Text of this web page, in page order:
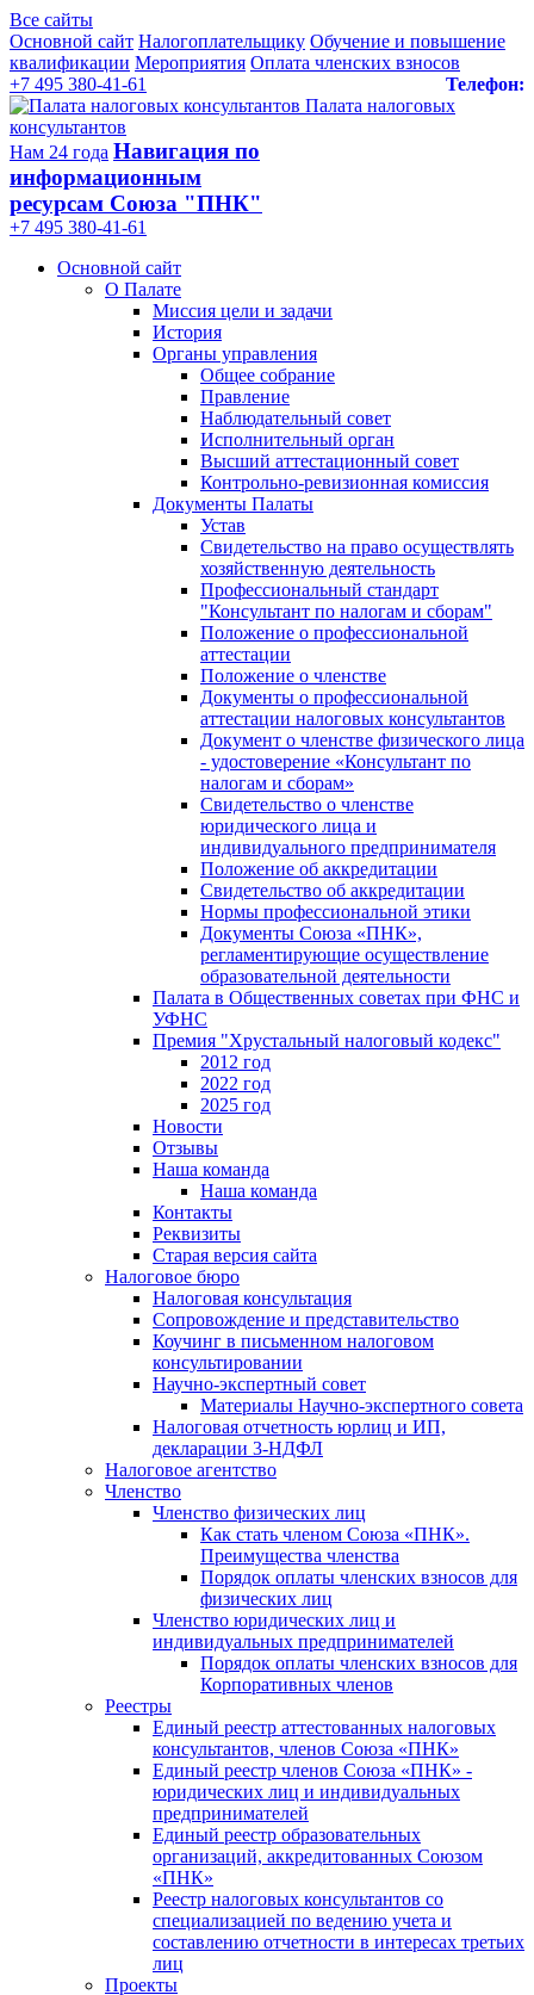
Все сайты
Основной сайт Налогоплательщику Обучение и повышение
квалификации Мероприятия Оплата членских взносов
Телефон:
+7 495 380-41-61
Палата налоговых
консультантов
Нам 24 года Навигация по
информационным
ресурсам Союза "ПНК"
+7 495 380‑41‑61
Основной сайт
О Палате
Миссия цели и задачи
История
Органы управления
Общее собрание
Правление
Наблюдательный совет
Исполнительный орган
Высший аттестационный совет
Контрольно-ревизионная комиссия
Документы Палаты
Устав
Свидетельство на право осуществлять
хозяйственную деятельность
Профессиональный стандарт
"Консультант по налогам и сборам"
Положение о профессиональной
аттестации
Положение о членстве
Документы о профессиональной
аттестации налоговых консультантов
Документ о членстве физического лица
- удостоверение «Консультант по
налогам и сборам»
Свидетельство о членстве
юридического лица и
индивидуального предпринимателя
Положение об аккредитации
Свидетельство об аккредитации
Нормы профессиональной этики
Документы Союза «ПНК»,
регламентирующие осуществление
образовательной деятельности
Палата в Общественных советах при ФНС и
УФНС
Премия "Хрустальный налоговый кодекс"
2012 год
2022 год
2025 год
Новости
Отзывы
Наша команда
Наша команда
Контакты
Реквизиты
Старая версия сайта
Налоговое бюро
Налоговая консультация
Cопровождение и представительство
Коучинг в письменном налоговом
консультировании
Научно-экспертный совет
Материалы Научно-экспертного совета
Налоговая отчетность юрлиц и ИП,
декларации 3-НДФЛ
Налоговое агентство
Членство
Членство физических лиц
Как стать членом Союза «ПНК».
Преимущества членства
Порядок оплаты членских взносов для
физических лиц
Членство юридических лиц и
индивидуальных предпринимателей
Порядок оплаты членских взносов для
Корпоративных членов
Реестры
Единый реестр аттестованных налоговых
консультантов, членов Союза «ПНК»
Единый реестр членов Союза «ПНК» -
юридических лиц и индивидуальных
предпринимателей
Единый реестр образовательных
организаций, аккредитованных Союзом
«ПНК»
Реестр налоговых консультантов со
специализацией по ведению учета и
составлению отчетности в интересах третьих
лиц
Проекты